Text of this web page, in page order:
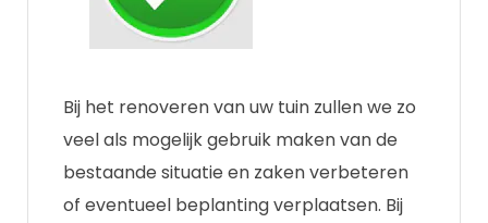
Bij het renoveren van uw tuin zullen we zo
veel als mogelijk gebruik maken van de
bestaande situatie en zaken verbeteren
of eventueel beplanting verplaatsen. Bij